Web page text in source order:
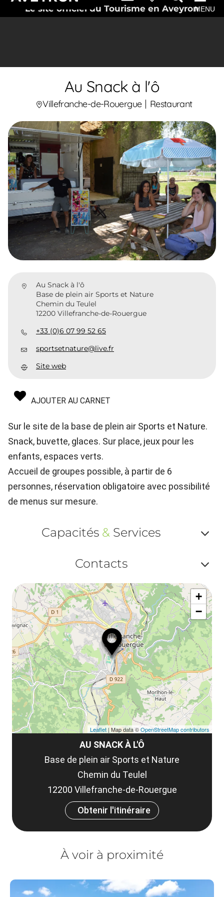
Le site officiel du Tourisme en AveyronMENU
Au Snack à l'ô
Villefranche-de-Rouergue Restaurant
Au Snack à l'ô
Base de plein air Sports et Nature
Chemin du Teulel
12200 Villefranche-de-Rouergue
+33 (0)6 07 99 52 65
sportsetnature@live.fr
Site web
AJOUTER AU CARNET
Sur le site de la base de plein air Sports et Nature.
Snack, buvette, glaces. Sur place, jeux pour les
enfants, espaces verts.
Accueil de groupes possible, à partir de 6
personnes, réservation obligatoire avec possibilité
de menus sur mesure.
Capacités & Services
ou
Contacts
ou
AU SNACK À L'Ô
Base de plein air Sports et Nature
Chemin du Teulel
12200 Villefranche-de-Rouergue
Obtenir l'itinéraire
+
−
Leaflet | Map data ©OpenStreetMap contributors
À voir à proximité